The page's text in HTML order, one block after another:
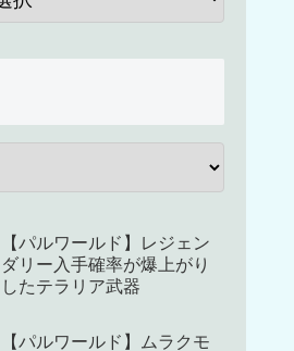
【パルワールド】レジェン
ダリー入手確率が爆上がり
したテラリア武器
【パルワールド】ムラクモ